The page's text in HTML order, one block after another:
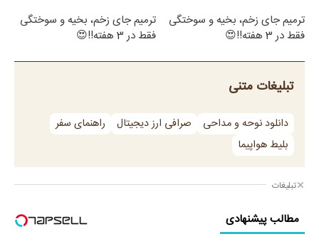
ترمیم جای زخم، بخیه و سوختگی
فقط در 3 هفته!!😍
ترمیم جای زخم، بخیه و سوختگی
فقط در 3 هفته!!😍
تبلیغات متنی
دانلود نوحه و مداحی صرافی ارز دیجیتال
راهنمای سفر
بلیط هواپیما
تبلیغات
مطالب پیشنهادی